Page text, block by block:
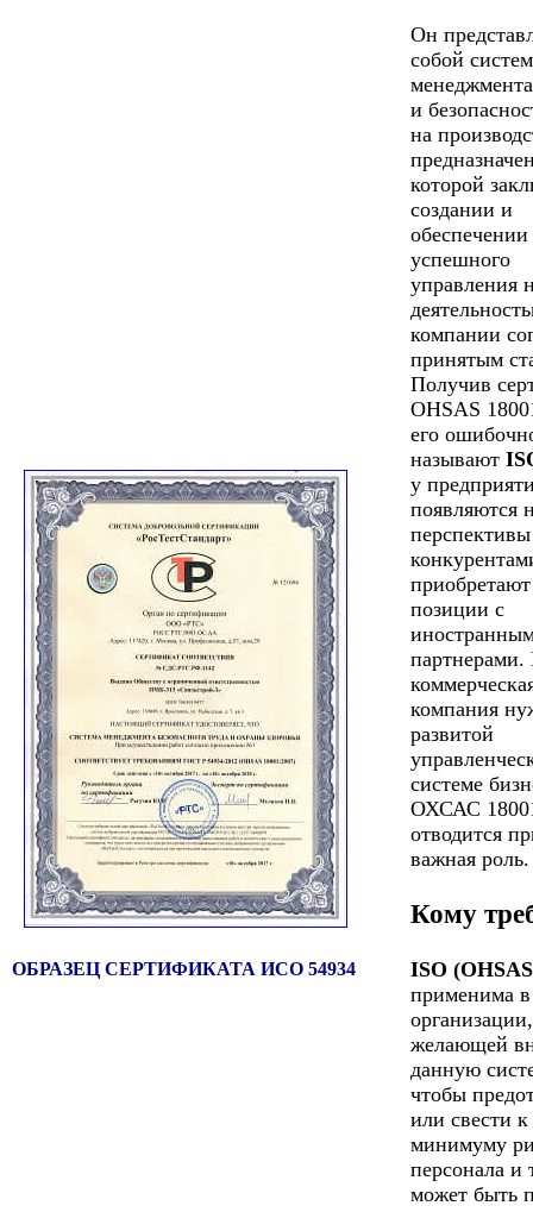
ОБРАЗЕЦ СЕРТИФИКАТА ИСО 54934
Он
собой
и
на
которой
создании и
обеспечении
успешного
управления
компании
принятым
Получив
OHSAS
его
называют
у
появляются
позиции с
партнерами.
компания
развитой
системе
ОХСАС
отводится
важная роль.
Кому
ISO
применима
организации,
желающей
данную
чтобы
или свести к
минимуму
персонала и
может быть